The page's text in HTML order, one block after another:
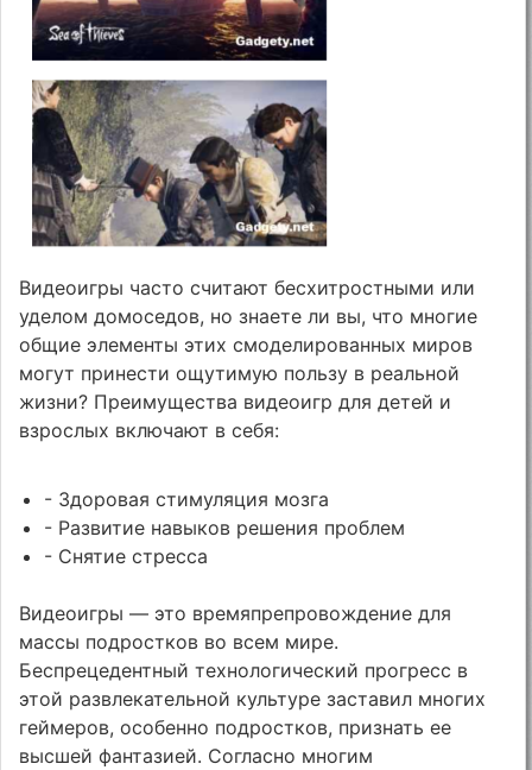
Видеоигры часто считают бесхитростными или
уделом домоседов, но знаете ли вы, что многие
общие элементы этих смоделированных миров
могут принести ощутимую пользу в реальной
жизни? Преимущества видеоигр для детей и
взрослых включают в себя:
- Здоровая стимуляция мозга
- Развитие навыков решения проблем
- Снятие стресса
Видеоигры — это времяпрепровождение для
массы подростков во всем мире.
Беспрецедентный технологический прогресс в
этой развлекательной культуре заставил многих
геймеров, особенно подростков, признать ее
высшей фантазией. Согласно многим